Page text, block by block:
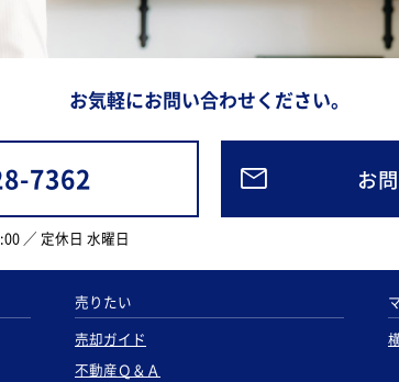
お気軽にお問い合わせください。
7362
／ 定休日 水曜日
お
売りたい
売却ガイド
不動産Ｑ＆Ａ